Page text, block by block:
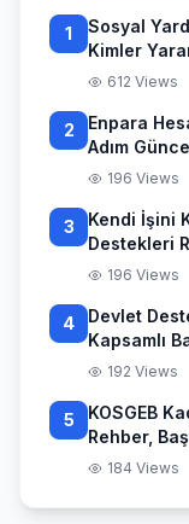
1
Sosyal
Kimler
ve Başvuru
612 Views
2
Enpara
Adım
196 Views
3
Kendi İşini
Destekleri
196 Views
4
Devlet
Kapsamlı
192 Views
5
KOSGEB
Rehber,
184 Views